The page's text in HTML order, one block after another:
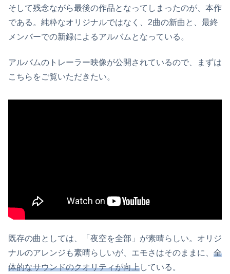
そして残念ながら最後の作品となってしまったのが、本作
である。純粋なオリジナルではなく、2曲の新曲と、最終
メンバーでの新録によるアルバムとなっている。
アルバムのトレーラー映像が公開されているので、まずは
こちらをご覧いただきたい。
既存の曲としては、「夜空を全部」が素晴らしい。オリジ
ナルのアレンジも素晴らしいが、エモさはそのままに、 全
体的なサウンドのクオリティが向上している。